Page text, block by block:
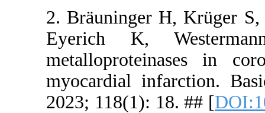
2.
Eyerich
2023;